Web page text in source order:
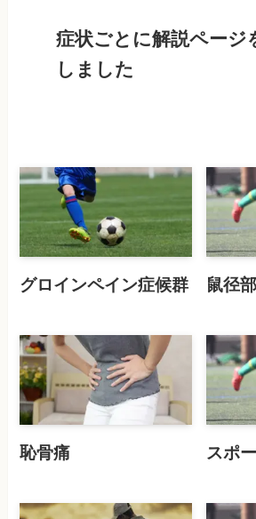
症状ごとに解説ページ
しました
グロインペイン症候群 鼠径
恥骨痛 スポ